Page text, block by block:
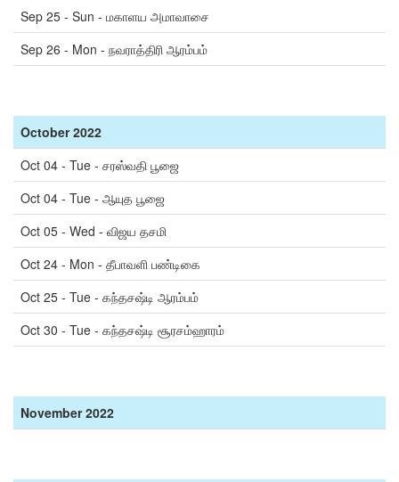
Sep 25 - Sun - மகாளய அமாவாசை
Sep 26 - Mon - நவராத்திரி ஆரம்பம்
October2022
Oct 04 - Tue - சரஸ்வதி பூஜை
Oct 04 - Tue - ஆயுத பூஜை
Oct 05 - Wed - விஜய தசமி
Oct 24 - Mon - தீபாவளி பண்டிகை
Oct 25 - Tue - கந்தசஷ்டி ஆரம்பம்
Oct 30 - Tue - கந்தசஷ்டி சூரசம்ஹாரம்
November2022